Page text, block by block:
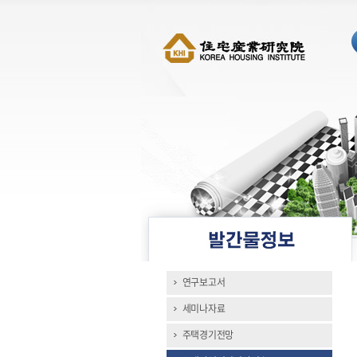
연구보고서
세미나자료
주택경기전망